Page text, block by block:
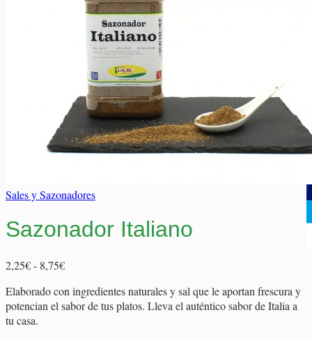
No hay productos en el carrito.
Volver a la tienda
No hay productos en el carrito.
Volver a la tienda
Elaborados Cárnicos
Salsas y Siropes
Sales y Sazonadores
Sazonador Italiano
2,25€- 8,75€Rango
precios:
desde
Elaborado con ingredientes naturales y sal que le aportan frescura y
potencian el sabor de tus platos. Lleva el auténtico sabor de Italia a
tu casa.